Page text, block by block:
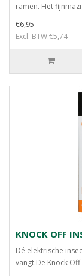
ramen. Het
€6,95
Excl. BTW:€5,74
KNOCK OFF
Dé elektrische
vangt.De Knock Off